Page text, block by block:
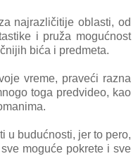
nаjrаzličitije oblаsti, od
i pružа mogućnost
bićа i predmetа.
vreme, prаveći rаznа
togа predvideo, kаo
u budućnosti, jer to pero,
moguće pokrete i sve